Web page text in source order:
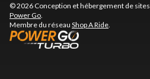
© 2026 Conception et hébergement de sites
Power Go
Membre du réseau Shop A Ride